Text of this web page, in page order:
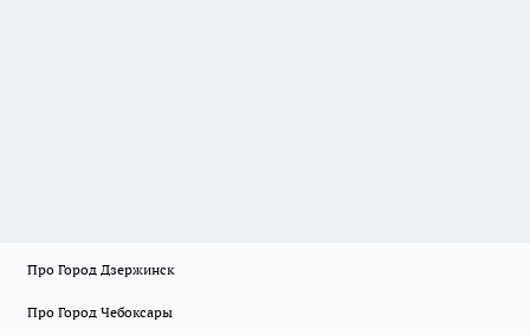
Про Город Дзержинск
Про Город Чебоксары